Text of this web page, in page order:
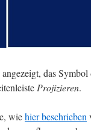
das
Projizieren.
wiehier beschrieben